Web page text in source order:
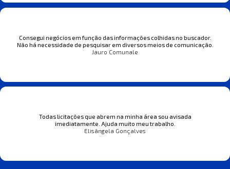
Consegui negócios em função das informações colhidas no buscador.
Não há necessidade de pesquisar em diversos meios de comunicação.
Jauro Comunale
Todas licitações que abrem na minha área sou avisada
imediatamente. Ajuda muito meu trabalho.
Elisângela Gonçalves